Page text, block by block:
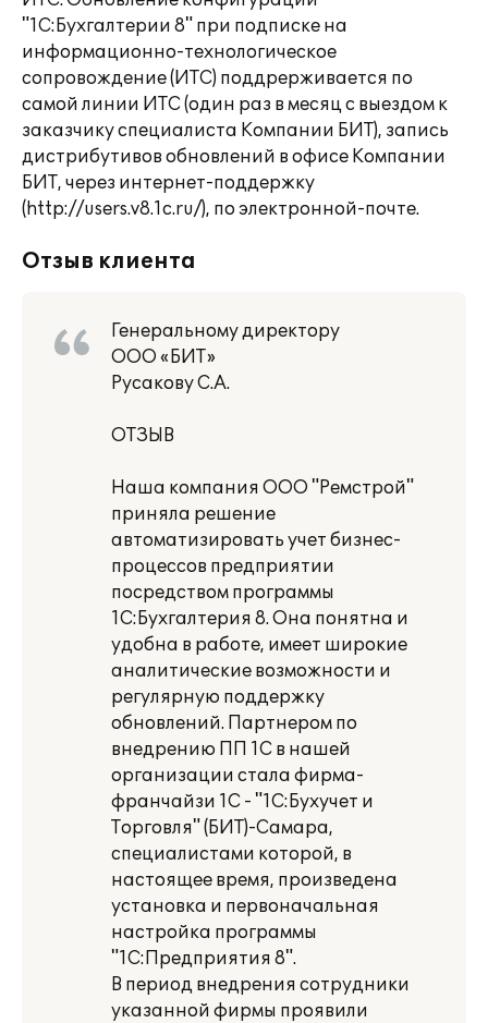
"1С:Бухгалтерии 8" при подписке на
информационно-технологическое
сопровождение (ИТС) поддрерживается по
самой линии ИТС (один раз в месяц с выездом к
заказчику специалиста Компании БИТ), запись
дистрибутивов обновлений в офисе Компании
БИТ, через интернет-поддержку
(http://users.v8.1c.ru/), по электронной-почте.
Отзыв клиента
Генеральному директору
ООО «БИТ»
Русакову С.А.
ОТЗЫВ
Наша компания ООО "Ремстрой"
приняла решение
автоматизировать учет бизнес-
процессов предприятии
посредством программы
1С:Бухгалтерия 8. Она понятна и
удобна в работе, имеет широкие
аналитические возможности и
регулярную поддержку
обновлений. Партнером по
внедрению ПП 1С в нашей
организации стала фирма-
франчайзи 1С - "1С:Бухучет и
Торговля" (БИТ)-Самара,
специалистами которой, в
настоящее время, произведена
установка и первоначальная
настройка программы
"1С:Предприятия 8".
В период внедрения сотрудники
указанной фирмы проявили